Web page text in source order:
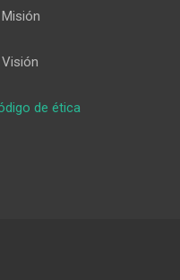
Misión
Visión
de ética: